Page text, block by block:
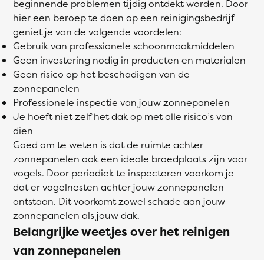
beginnende problemen tijdig ontdekt worden. Door
hier een beroep te doen op een reinigingsbedrijf
geniet je van de volgende voordelen:
Gebruik van professionele schoonmaakmiddelen
Geen investering nodig in producten en materialen
Geen risico op het beschadigen van de
zonnepanelen
Professionele inspectie van jouw zonnepanelen
Je hoeft niet zelf het dak op met alle risico’s van
dien
Goed om te weten is dat de ruimte achter
zonnepanelen ook een ideale broedplaats zijn voor
vogels. Door periodiek te inspecteren voorkom je
dat er vogelnesten achter jouw zonnepanelen
ontstaan. Dit voorkomt zowel schade aan jouw
zonnepanelen als jouw dak.
Belangrijke weetjes over het reinigen
van zonnepanelen